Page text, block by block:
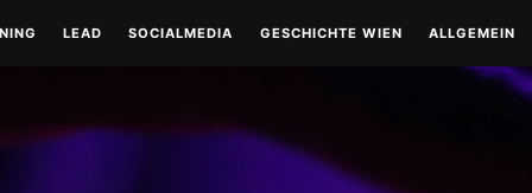
LEAD
COACHING
SOCIALMEDIA GESCHICHTE WIEN
RUND UM WIEN
ALLGEMEIN